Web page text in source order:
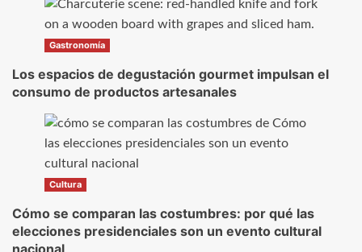
Gastronomía
Los espacios de degustación gourmet impulsan el
consumo de productos artesanales
Cultura
Cómo se comparan las costumbres: por qué las
elecciones presidenciales son un evento cultural
nacional